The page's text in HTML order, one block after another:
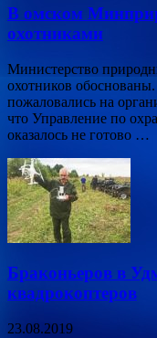
В омском
охотниками
Министерство
охотников
пожаловались на
что Управление по
оказалось не готово …
Браконьеров в
квадрокоптеров
23.08.2019